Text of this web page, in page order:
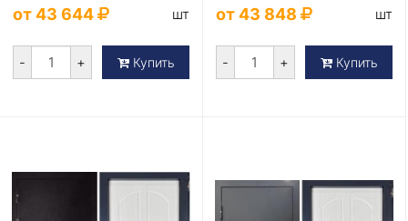
от 43 644 шт
- + Купить
от 43 848 шт
- + Купить